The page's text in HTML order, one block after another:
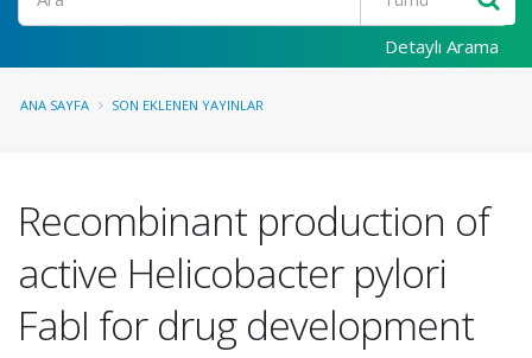
Detaylı Arama
ANA SAYFA SON EKLENEN YAYINLAR
Recombinant production of
active Helicobacter pylori
FabI for drug development